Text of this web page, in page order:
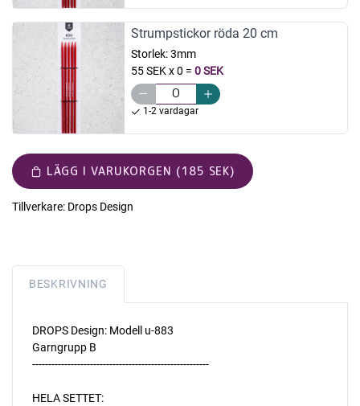
Strumpstickor röda 20 cm
Storlek:3mm
55 SEK x 0 = 0 SEK
1-2 vardagar
LÄGG I VARUKORGEN (185 SEK)
Tillverkare: Drops Design
BESKRIVNING
DROPS Design: Modell u-883
Garngrupp B
-------------------------------------------------------
HELA SETTET: